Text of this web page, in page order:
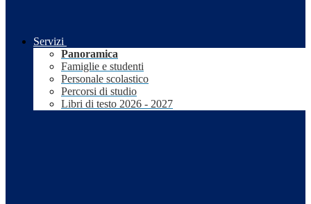
Servizi
Panoramica
Famiglie e studenti
Personale scolastico
Percorsi di studio
Libri di testo 2026 - 2027